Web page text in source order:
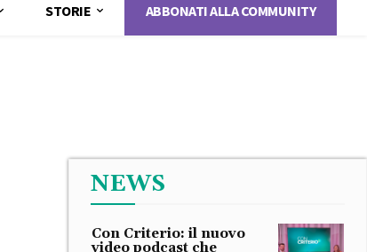
STORIE ABBONATI ALLA COMMUNITY
NEWS
Con Criterio: il nuovo
video podcast che